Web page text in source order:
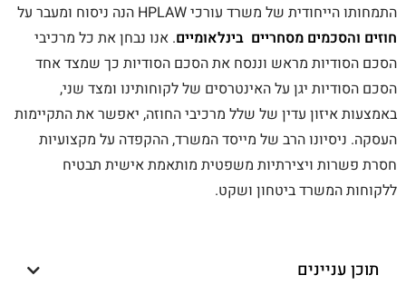
התמחותו הייחודית של משרד עורכי HPLAW הנה ניסוח ומעבר על
חוזים והסכמים מסחריים בינלאומיים. אנו נבחן את כל מרכיבי
הסכם הסודיות מראש וננסח את הסכם הסודיות כך שמצד אחד
הסכם הסודיות יגן על האינטרסים של לקוחותינו ומצד שני,
באמצעות איזון עדין של שלל מרכיבי החוזה, יאפשר את התקיימות
העסקה. ניסיונו הרב של מייסד המשרד, ההקפדה על מקצועיות
חסרת פשרות ויצירתיות משפטית מותאמת אישית תבטיח
ללקוחות המשרד ביטחון ושקט.
תוכן עניינים